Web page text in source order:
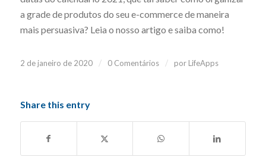
a grade de produtos do seu e-commerce de maneira
mais persuasiva? Leia o nosso artigo e saiba como!
2 de janeiro de 2020 / 0 Comentários / por LifeApps
Share this entry